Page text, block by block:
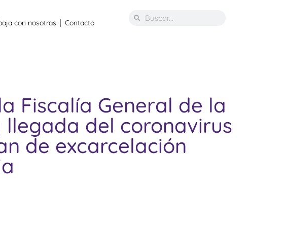
con nosotras Contacto
Fiscalía General de la
del coronavirus
de excarcelación